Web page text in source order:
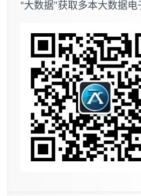
“大数据”获取多本大数据电